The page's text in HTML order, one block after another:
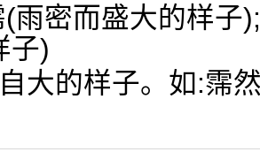
雨密而盛大的样子
子)
大的样子。如:霈